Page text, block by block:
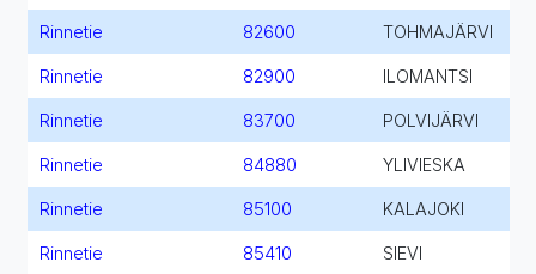
Rinnetie 82600 TOHMAJÄRVI
Rinnetie 82900 ILOMANTSI
Rinnetie 83700 POLVIJÄRVI
Rinnetie 84880 YLIVIESKA
Rinnetie 85100 KALAJOKI
Rinnetie 85410 SIEVI